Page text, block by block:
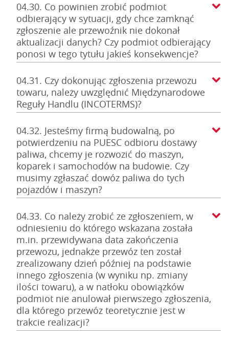
04.30. Co powinien zrobić podmiot
odbierający w sytuacji, gdy chce zamknąć
zgłoszenie ale przewoźnik nie dokonał
aktualizacji danych? Czy podmiot odbierający
ponosi w tego tytułu jakieś konsekwencje?
04.31. Czy dokonując zgłoszenia przewozu
towaru, należy uwzględnić Międzynarodowe
Reguły Handlu (INCOTERMS)?
04.32. Jesteśmy firmą budowalną, po
potwierdzeniu na PUESC odbioru dostawy
paliwa, chcemy je rozwozić do maszyn,
koparek i samochodów na budowie. Czy
musimy zgłaszać dowóz paliwa do tych
pojazdów i maszyn?
04.33. Co należy zrobić ze zgłoszeniem, w
odniesieniu do którego wskazana została
m.in. przewidywana data zakończenia
przewozu, jednakże przewóz ten został
zrealizowany dzień później na podstawie
innego zgłoszenia (w wyniku np. zmiany
ilości towaru), a w natłoku obowiązków
podmiot nie anulował pierwszego zgłoszenia,
dla którego przewóz teoretycznie jest w
trakcie realizacji?